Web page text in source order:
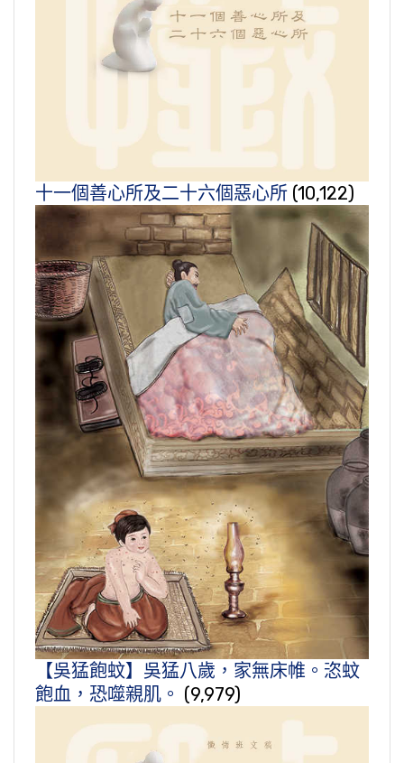
十一個善心所及二十六個惡心所 (10,122)
【吳猛飽蚊】吳猛八歲，家無床帷。恣蚊
飽血，恐噬親肌。 (9,979)